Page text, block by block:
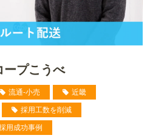
ープこうべ
流通-小売 近畿
採用工数を削減
用成功事例